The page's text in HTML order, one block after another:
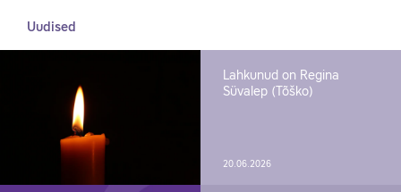
Uudised
Lahkunud on Regina
Süvalep (Tõško)
20.06.2026